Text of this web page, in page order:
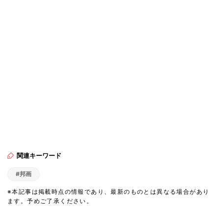
関連キーワード
#邦画
※本記事は掲載時点の情報であり、最新のものとは異なる場合があり
ます。予めご了承ください。